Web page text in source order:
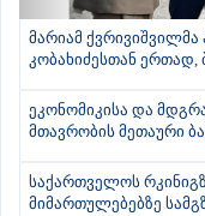
მარიამ
კობახიძესთან
ეკონომიკისა და
მთავრობის მეთაური
საქართველოს
მიმართულებებზე